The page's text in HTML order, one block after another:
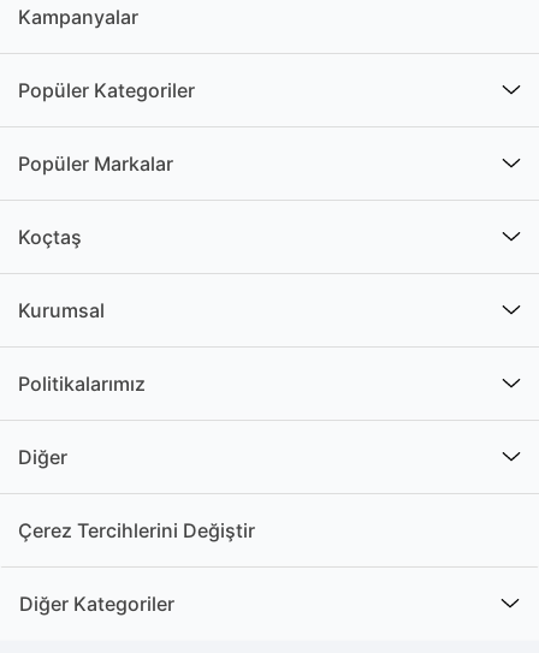
Kampanyalar
Popüler Kategoriler
Popüler Markalar
Koçtaş
Kurumsal
Politikalarımız
Diğer
Çerez Tercihlerini Değiştir
Diğer Kategoriler